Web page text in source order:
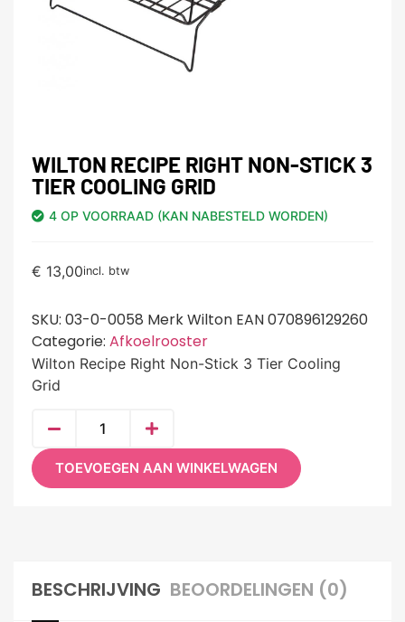
WILTON RECIPE RIGHT NON-STICK 3
TIER COOLING GRID
4 OP VOORRAAD (KAN NABESTELD WORDEN)
€ 13,00incl. btw
SKU: 03-0-0058 Merk Wilton EAN 070896129260
Categorie: Afkoelrooster
Wilton Recipe Right Non-Stick 3 Tier Cooling
Grid
TOEVOEGEN AAN WINKELWAGEN
BESCHRIJVING BEOORDELINGEN (0)